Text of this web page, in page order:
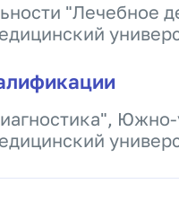
"Лечебное